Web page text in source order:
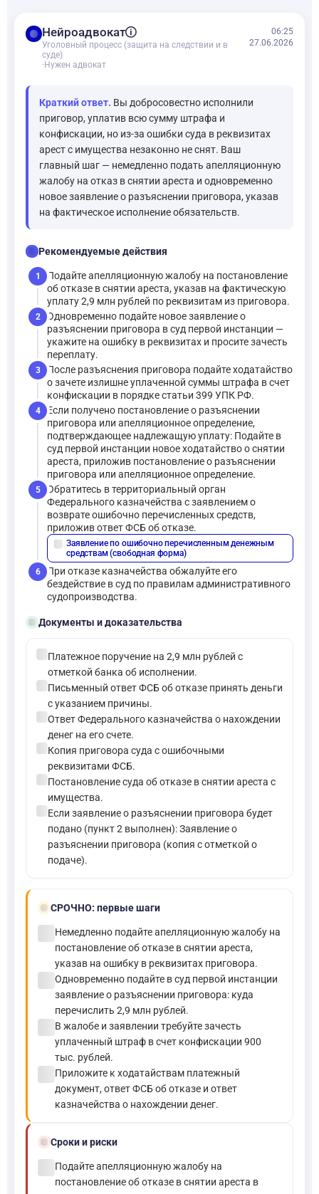
balanceНейроадвокат
Уголовный процесс (защита на следствии и в
суде)
· Нужен адвокат
06:25
27.06.2026
Краткий ответ. Вы добросовестно исполнили
приговор, уплатив всю сумму штрафа и
конфискации, но из-за ошибки суда в реквизитах
арест с имущества незаконно не снят. Ваш
главный шаг — немедленно подать апелляционную
жалобу на отказ в снятии ареста и одновременно
новое заявление о разъяснении приговора, указав
на фактическое исполнение обязательств.
checklistРекомендуемые действия
1
Подайте апелляционную жалобу на постановление
об отказе в снятии ареста, указав на фактическую
уплату 2,9 млн рублей по реквизитам из приговора.
2
Одновременно подайте новое заявление о
разъяснении приговора в суд первой инстанции —
укажите на ошибку в реквизитах и просите зачесть
переплату.
3
После разъяснения приговора подайте ходатайство
о зачете излишне уплаченной суммы штрафа в счет
конфискации в порядке статьи 399 УПК РФ.
4
Если получено постановление о разъяснении
приговора или апелляционное определение,
подтверждающее надлежащую уплату: Подайте в
суд первой инстанции новое ходатайство о снятии
ареста, приложив постановление о разъяснении
приговора или апелляционное определение.
5
Обратитесь в территориальный орган
Федерального казначейства с заявлением о
возврате ошибочно перечисленных средств,
приложив ответ ФСБ об отказе.
Заявление по ошибочно перечисленным денежным
средствам (свободная форма)
6
При отказе казначейства обжалуйте его
бездействие в суд по правилам административного
судопроизводства.
folder_openДокументы и доказательства
Платежное поручение на 2,9 млн рублей с
отметкой банка об исполнении.
Письменный ответ ФСБ об отказе принять деньги
с указанием причины.
Ответ Федерального казначейства о нахождении
денег на его счете.
Копия приговора суда с ошибочными
реквизитами ФСБ.
Постановление суда об отказе в снятии ареста с
имущества.
Если заявление о разъяснении приговора будет
подано (пункт 2 выполнен): Заявление о
разъяснении приговора (копия с отметкой о
подаче).
boltСРОЧНО: первые шаги
Немедленно подайте апелляционную жалобу на
постановление об отказе в снятии ареста,
указав на ошибку в реквизитах приговора.
Одновременно подайте в суд первой инстанции
заявление о разъяснении приговора: куда
перечислить 2,9 млн рублей.
В жалобе и заявлении требуйте зачесть
уплаченный штраф в счет конфискации 900
тыс. рублей.
Приложите к ходатайствам платежный
документ, ответ ФСБ об отказе и ответ
казначейства о нахождении денег.
schedule Сроки и риски
Подайте апелляционную жалобу на
постановление об отказе в снятии ареста в